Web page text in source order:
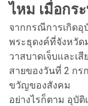
ไหม เมื่อกร
จากกรณีการเกิด
พระธุดงค์ที่จังหวั
วาสบาดเจ็บและเ
สายของวันที่ 2 กร
ขวัญของสังคม
อย่างไรก็ตาม อุบั